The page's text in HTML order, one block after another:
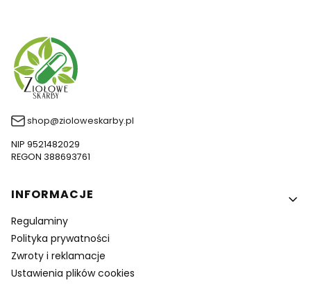
shop@zioloweskarby.pl
NIP 9521482029
REGON 388693761
Linki w stopce
INFORMACJE
Regulaminy
Polityka prywatności
Zwroty i reklamacje
Ustawienia plików cookies